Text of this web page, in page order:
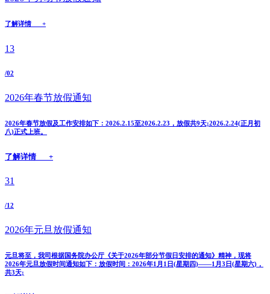
了解详情 +
13
/02
2026年春节放假通知
2026年春节放假及工作安排如下：2026.2.15至2026.2.23，放假共9天;2026.2.24(正月初
八)正式上班。
了解详情 +
31
/12
2026年元旦放假通知
元旦将至，我司根据国务院办公厅《关于2026年部分节假日安排的通知》精神，现将
2026年元旦放假时间通知如下：放假时间：2026年1月1日(星期四)——1月3日(星期六)，
共3天;